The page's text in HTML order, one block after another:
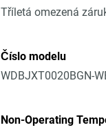
Tříletá omezená
Číslo modelu
WDBJXT0020BGN-
Non-Operating